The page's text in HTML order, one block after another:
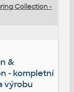
Collection -
&
- kompletní
výrobu